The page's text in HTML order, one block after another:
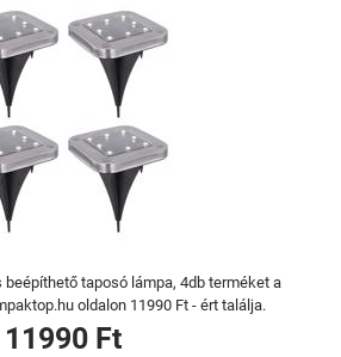
beépíthető taposó lámpa, 4db terméket a
oldalon 11990 Ft - ért találja.
11990 Ft